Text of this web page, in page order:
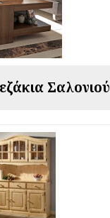
Σαλονιού